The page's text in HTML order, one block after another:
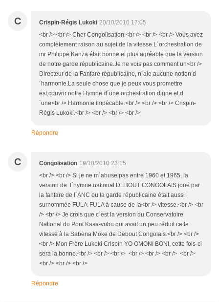
C Crispin-Régis Lukoki 20/10/2010 17:05
<br /> <br /> Cher Congolisation.<br /> <br /> <br /> Vous avez
complètement raison au sujet de la vitesse.L´orchestration de
mr Philippe Kanza était bonne et plus agréable que la version
de notre garde républicaine.Je ne vois pas comment un<br />
Directeur de la Fanfare républicaine, n´aie aucune notion d
´harmonie.La seule chose que je peux vous promettre
est;couvrir notre Hymne d´une orchestration digne et d
´une<br /> Harmonie impécable.<br /> <br /> <br /> Crispin-
Régis Lukoki.<br /> <br /> <br /> <br />
Répondre
C Congolisation 19/10/2010 23:15
<br /> <br /> Si je ne m´abuse pas entre 1960 et 1965, la
version de l´hymne national DEBOUT CONGOLAIS joué par
la fanfare de l´ANC ou la garde républicaine était aussi
surnommée FULA-FULA à cause de la<br /> vitesse.<br /> <br
/> <br /> Je crois que c´est la version du Conservatoire
National du Pont Kasa-vubu qui avait un peu réduit cette
vitesse à la Sabena Moke de Debout Congolais.<br /> <br />
<br /> Mon Frère Lukoki Crispin YO OMONI BONI, cette fois-ci
sera la bonne.<br /> <br /> <br /> <br /> <br /> <br /> <br />
<br /> <br /> <br />
Répondre